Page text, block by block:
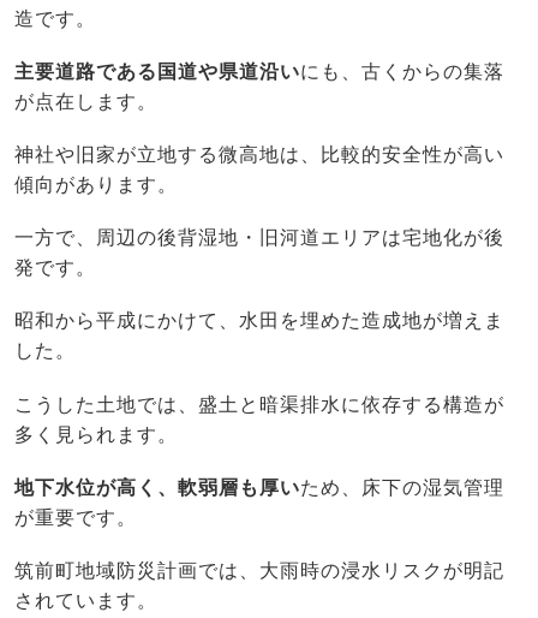
造です。
主要道路である国道や県道沿いにも、古くからの集落
が点在します。
神社や旧家が立地する微高地は、比較的安全性が高い
傾向があります。
一方で、周辺の後背湿地・旧河道エリアは宅地化が後
発です。
昭和から平成にかけて、水田を埋めた造成地が増えま
した。
こうした土地では、盛土と暗渠排水に依存する構造が
多く見られます。
地下水位が高く、軟弱層も厚いため、床下の湿気管理
が重要です。
筑前町地域防災計画では、大雨時の浸水リスクが明記
されています。